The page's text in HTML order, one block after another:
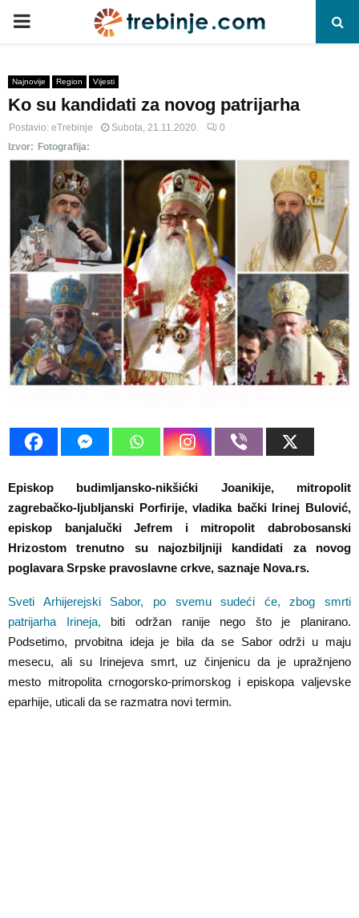
P
I
M
R
Y
M
E
U
Najnovije Region Vijesti
Ko su kandidati za novog patrijarha
Postavio: eTrebinje Subota, 21.11.2020.
0
Izvor: Fotografija:
Episkop budimljansko-nikšićki Joanikije, mitropolit
zagrebačko-ljubljanski Porfirije, vladika bački Irinej Bulović,
episkop banjalučki Jefrem i mitropolit dabrobosanski
Hrizostom trenutno su najozbiljniji kandidati za novog
poglavara Srpske pravoslavne crkve, saznaje Nova.rs.
Sveti Arhijerejski Sabor, po svemu sudeći će, zbog smrti
patrijarha Irineja, biti održan ranije nego što je planirano.
Podsetimo, prvobitna ideja je bila da se Sabor održi u maju
mesecu, ali su Irinejeva smrt, uz činjenicu da je upražnjeno
mesto mitropolita crnogorsko-primorskog i episkopa valjevske
eparhije, uticali da se razmatra novi termin.